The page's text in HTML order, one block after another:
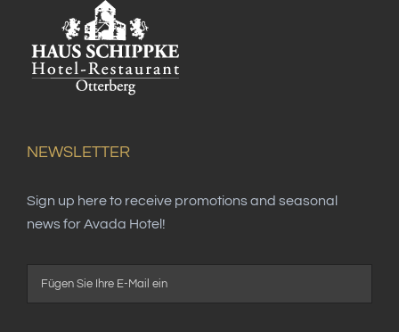
NEWSLETTER
Sign up here to receive promotions and seasonal
news for Avada Hotel!